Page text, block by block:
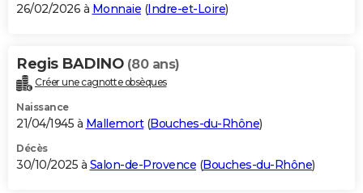
BONS PLANS
Carte de Noël
Carte Bonne année
Carte Saint-Valentin
Carte Pâques
Carte d'anniversaire
DICTIONNAIRE
Dictionnaire
Biographies
Citations
Expressions
Proverbes
PROGRAMME TV
S'inscrire
Se connecter
Lycées
Collèges
Primaires
Universités
Entreprises
Service militaire
Avis de recherche
AVIS DE DÉCÈS
26/02/2026 à Monnaie (Indre-et-Loire)
Regis BADINO (80 ans)
Créer une cagnotte obsèques
Naissance
21/04/1945 à Mallemort(Bouches-du-Rhône)
Décès
30/10/2025 à Salon-de-Provence (Bouches-du-Rhône)